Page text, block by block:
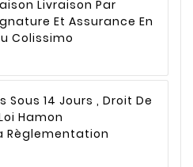
Livraison Par
Et Assurance En
Colissimo
Sous 14 Jours , Droit De
Hamon
Règlementation